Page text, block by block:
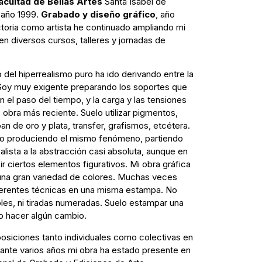
1999. Grabado y diseño gráfico, año
como artista he continuado ampliando mi
diversos cursos, talleres y jornadas de
del hiperrealismo puro ha ido derivando entre la
muy exigente preparando los soportes que
el paso del tiempo, y la carga y las tensiones
más reciente. Suelo utilizar pigmentos,
de oro y plata, transfer, grafismos, etcétera.
produciendo el mismo fenómeno, partiendo
a la abstracción casi absoluta, aunque en
ciertos elementos figurativos. Mi obra gráfica
gran variedad de colores. Muchas veces
técnicas en una misma estampa. No
ni tiradas numeradas. Suelo estampar una
hacer algún cambio.
tanto individuales como colectivas en
varios años mi obra ha estado presente en